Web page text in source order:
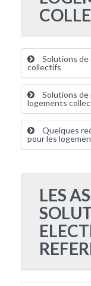
Solutions
collectifs
Solutions de
logements
Quelques
pour les
LES